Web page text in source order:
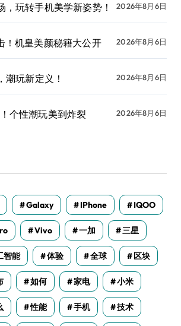
，玩转手机美学新姿势！ 2026年8月6日
！机皇美颜秘籍大公开 2026年8月6日
潮玩新定义！ 2026年8月6日
个性潮玩美到炸裂 2026年8月6日
Galaxy IPhone IQOO
Vivo 一加 三星
智能 体验 全球 区块
如何 家电 小米
性能 手机 技术